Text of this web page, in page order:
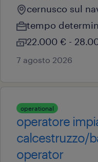
cernusco sul
tempo
22.000 € -
7 agosto 2026
operational
operatore
calcestruzzo/
operator